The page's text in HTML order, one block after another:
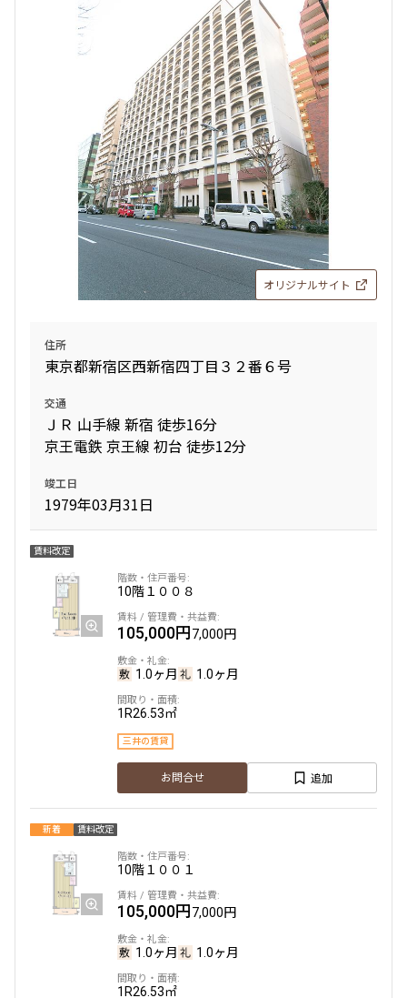
オリジナルサイト
住所
東京都新宿区西新宿四丁目３２番６号
交通
ＪＲ 山手線 新宿 徒歩16分
京王電鉄 京王線 初台 徒歩12分
竣工日
1979年03月31日
賃料改定
10階１００８
105,000円7,000円
1.0ヶ月 1.0ヶ月
1R26.53㎡
三井の賃貸
お問合せ 追加
新着 賃料改定
10階１００１
105,000円7,000円
1.0ヶ月 1.0ヶ月
1R26.53㎡